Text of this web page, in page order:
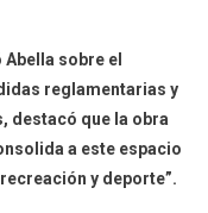
sobre el
reglamentarias y
destacó que la obra
a este espacio
y deporte”.